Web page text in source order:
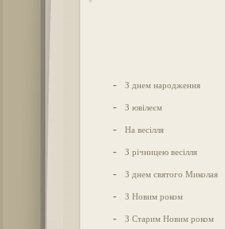
- З днем народження
- З ювілеєм
- На весілля
- З річницею весілля
- З днем святого Миколая
- З Новим роком
- З Старим Новим роком